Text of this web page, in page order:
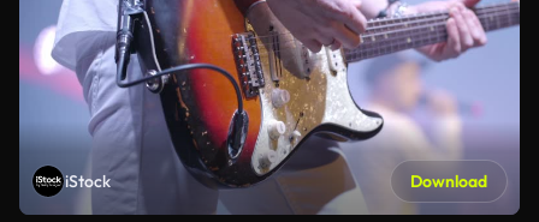
iStock Download